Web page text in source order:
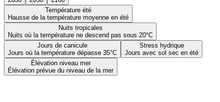
Température été
Hausse de la température moyenne en été
Nuits tropicales
Nuits où la température ne descend pas sous 20°C
Jours de canicule
Jours où la température dépasse 35°C
Stress hydrique
Jours avec sol sec en été
Élévation niveau mer
Élévation prévue du niveau de la mer